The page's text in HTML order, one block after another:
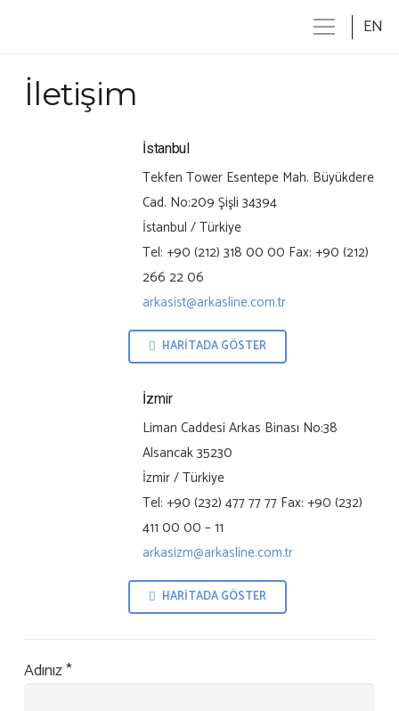
EN
İletişim
İstanbul
Tekfen Tower Esentepe Mah. Büyükdere
Cad. No:209 Şişli 34394
İstanbul / Türkiye
Tel: +90 (212) 318 00 00 Fax: +90 (212)
266 22 06
arkasist@arkasline.com.tr
HARİTADA GÖSTER
İzmir
Liman Caddesi Arkas Binası No:38
Alsancak 35230
İzmir / Türkiye
Tel: +90 (232) 477 77 77 Fax: +90 (232)
411 00 00 – 11
arkasizm@arkasline.com.tr
HARİTADA GÖSTER
Adınız*